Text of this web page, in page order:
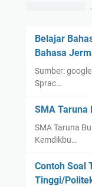
Belajar
Bahasa
Sumber:
Sprac…
SMA Taruna
SMA Taruna
Kemdikbu…
Contoh Soal
Tinggi/